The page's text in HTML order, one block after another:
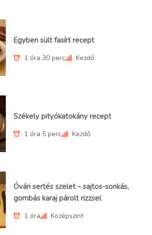
Egyben sült fasírt recept
1 óra 30 perc Kezdő
Székely pityókatokány recept
1 óra 5 perc Kezdő
Óvári sertés szelet – sajtos-sonkás,
gombás karaj párolt rizzsel
1 óra Középszint